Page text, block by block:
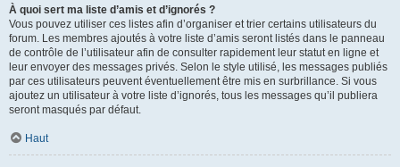
À quoi sert ma liste d’amis et d’ignorés ?
Vous pouvez utiliser ces listes afin d’organiser et trier certains utilisateurs du
forum. Les membres ajoutés à votre liste d’amis seront listés dans le panneau
de contrôle de l’utilisateur afin de consulter rapidement leur statut en ligne et
leur envoyer des messages privés. Selon le style utilisé, les messages publiés
par ces utilisateurs peuvent éventuellement être mis en surbrillance. Si vous
ajoutez un utilisateur à votre liste d’ignorés, tous les messages qu’il publiera
seront masqués par défaut.
Haut